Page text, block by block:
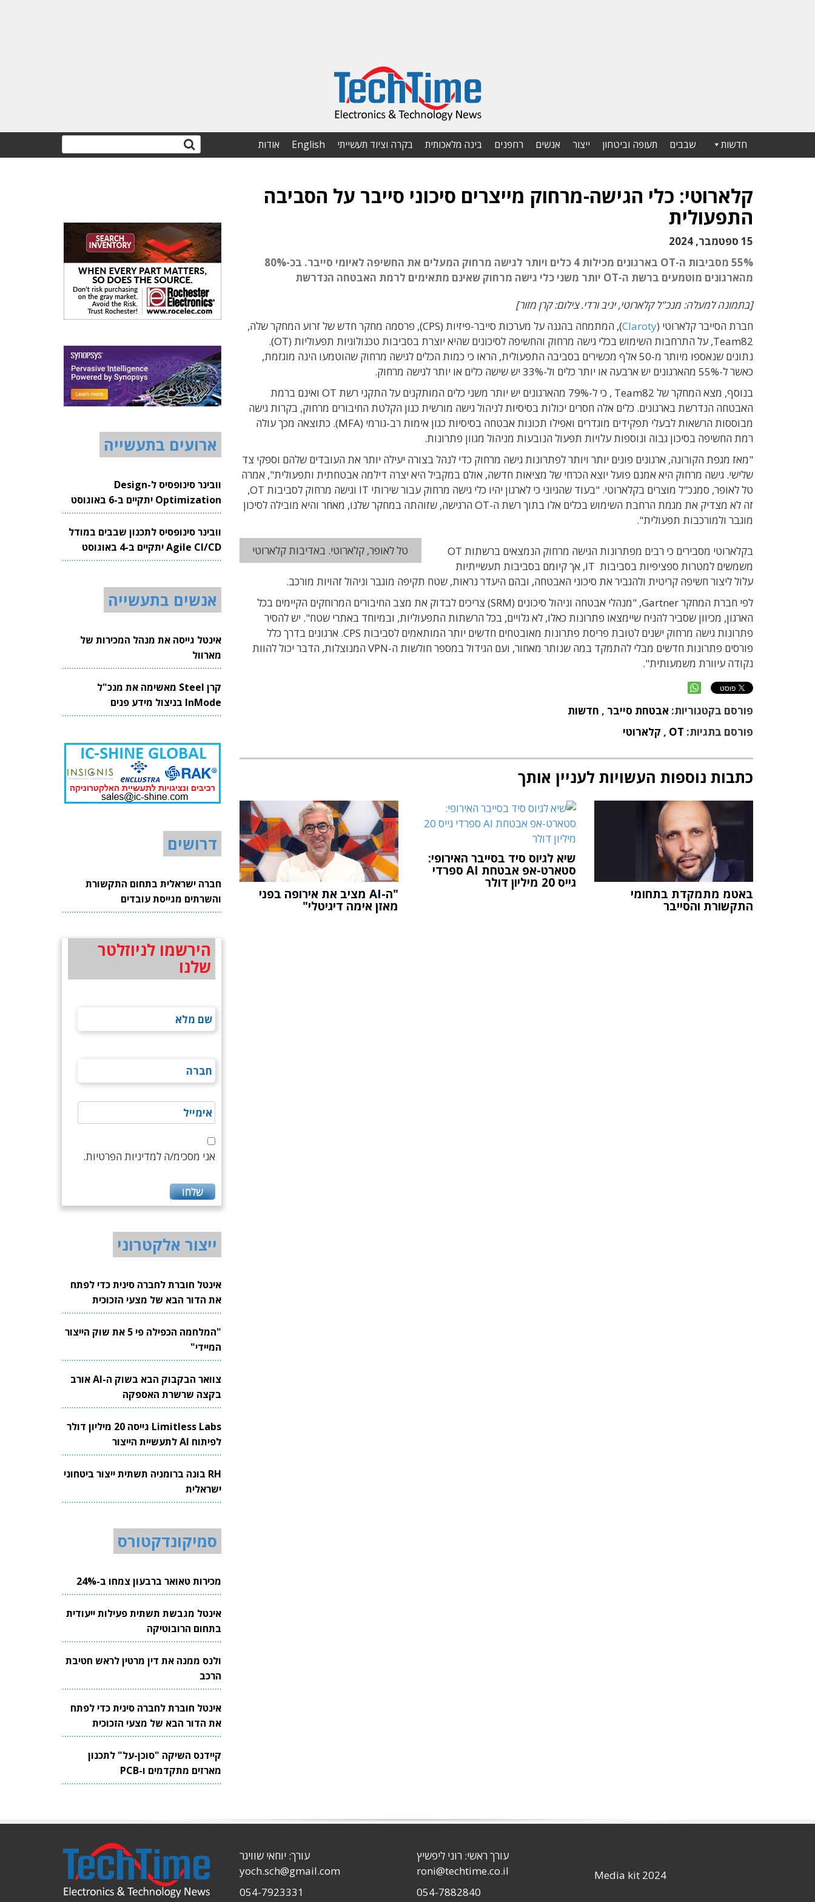
חדשות שבבים תעופה וביטחון ייצור אנשים רחפנים בינה מלאכותית בקרה וציוד תעשייתי English אודות
קלארוטי: כלי הגישה-מרחוק מייצרים סיכוני סייבר על הסביבה
התפעולית
15 ספטמבר, 2024
55% מסביבות ה-OT בארגונים מכילות 4 כלים ויותר לגישה מרחוק המעלים את החשיפה לאיומי סייבר. בכ-80%
מהארגונים מוטמעים ברשת ה-OT יותר משני כלי גישה מרחוק שאינם מתאימים לרמת האבטחה הנדרשת
[בתמונה למעלה: מנכ"ל קלארוטי, יניב ורדי. צילום: קרן מזור]
חברת הסייבר קלארוטי (Claroty
), המתמחה בהגנה על מערכות סייבר-פיזיות (CPS), פרסמה מחקר חדש של
זרוע המחקר שלה,
Team82, על התרחבות השימוש בכלי גישה מרחוק והחשיפה לסיכונים שהיא יוצרת בסביבות טכנולוגיות תפעוליות (OT).
נתונים שנאספו מיותר מ-50 אלף מכשירים בסביבה התפעולית, הראו כי כמות הכלים לגישה מרחוק שהוטמעו הינה מוגזמת,
כאשר ל-55% מהארגונים יש ארבעה או יותר כלים ול-33% יש שישה כלים או יותר לגישה מרחוק.
בנוסף, מצא המחקר של Team82 , כי ל-79% מהארגונים יש יותר משני כלים המותקנים על התקני רשת OT ואינם ברמת
האבטחה הנדרשת בארגונים. כלים אלה חסרים יכולות בסיסיות לניהול גישה מורשית כגון הקלטת החיבורים מרחוק, בקרות גישה
מבוססות הרשאות לבעלי תפקידים מוגדרים ואפילו תכונות אבטחה בסיסיות כגון אימות רב-גורמי (MFA). כתוצאה מכך עולה
רמת החשיפה בסיכון גבוה ונוספות עלויות תפעול הנובעות מניהול מגוון פתרונות.
"מאז מגפת הקורונה, ארגונים פונים יותר ויותר לפתרונות גישה מרחוק כדי לנהל בצורה יעילה יותר את העובדים שלהם וספקי צד
שלישי. גישה מרחוק היא אמנם פועל יוצא הכרחי של מציאות חדשה, אולם במקביל היא יצרה דילמה אבטחתית ותפעולית", אמרה
טל לאופר
, סמנכ"ל מוצרים בקלארוטי. "בעוד שהגיוני כי לארגון יהיו כלי גישה מרחוק עבור שירותי IT וגישה מרחוק לסביבות OT,
זה לא מצדיק את מגמת הרחבת השימוש בכלים אלו בתוך רשת ה-OT הרגישה, שזוהתה במחקר שלנו, מאחר והיא מובילה לסיכון
מוגבר ולמורכבות תפעולית".
טל לאופר, קלארוטי. באדיבות קלארוטי
בקלארוטי מסבירים כי רבים מפתרונות הגישה מרחוק הנמצאים ברשתות OT
משמשים למטרות ספציפיות בסביבות IT, אך קיומם בסביבות תעשייתיות
עלול ליצור חשיפה קריטית ולהגביר את סיכוני האבטחה, ובהם היעדר נראות, שטח תקיפה מוגבר וניהול זהויות מורכב.
לפי חברת המחקרGartner
, "מנהלי אבטחה וניהול סיכונים (SRM) צריכים לבדוק את מצב החיבורים המרוחקים הקיימים בכל
הארגון, מכיוון שסביר להניח שיימצאו פתרונות כאלו, לא גלויים, בכל הרשתות התפעוליות, ובמיוחד באתרי שטח". יש להסיר
פתרונות גישה מרחוק ישנים לטובת פריסת פתרונות מאובטחים חדשים יותר המותאמים לסביבות CPS. ארגונים בדרך כלל
פורסים פתרונות חדשים מבלי להתמקד במה שנותר מאחור, ועם הגידול במספר חולשות ה-VPN המנוצלות, הדבר יכול להוות
נקודה עיוורת משמעותית".
פורסם בקטגוריות: אבטחת סייבר , חדשות
פורסם בתגיות: OT
, קלארוטי
כתבות נוספות העשויות לעניין אותך
באטמ מתמקדת בתחומי
התקשורת והסייבר
שיא לגיוס סיד בסייבר האירופי:
סטארט-אפ אבטחת AI ספרדי
גייס 20 מיליון דולר
"ה-AI מציב את אירופה בפני
מאזן אימה דיגיטלי"
ארועים בתעשייה
וובינר סינופסיס ל-Design
Optimization יתקיים ב-6 באוגוסט
2026
וובינר סינופסיס לתכנון שבבים במודל
Agile CI/CD יתקיים ב-4 באוגוסט
2026
אנשים בתעשייה
אינטל גייסה את מנהל המכירות של
מארוול
קרן Steel מאשימה את מנכ"ל
InMode בניצול מידע פנים
דרושים
חברה ישראלית בתחום התקשורת
והשרתים מגייסת עובדים
הירשמו לניוזלטר
שלנו
אני מסכימ/ה למדיניות הפרטיות.
ייצור אלקטרוני
אינטל חוברת לחברה סינית כדי לפתח
את הדור הבא של מצעי הזכוכית
לשבבים
"המלחמה הכפילה פי 5 את שוק הייצור
המיידי"
צוואר הבקבוק הבא בשוק ה-AI אורב
בקצה שרשרת האספקה
Limitless Labs גייסה 20 מיליון דולר
לפיתוח AI לתעשיית הייצור
RH בונה ברומניה תשתית ייצור ביטחוני
ישראלית
סמיקונדקטורס
מכירות טאואר ברבעון צמחו ב-24%
אינטל מגבשת תשתית פעילות ייעודית
בתחום הרובוטיקה
ולנס ממנה את דין מרטין לראש חטיבת
הרכב
אינטל חוברת לחברה סינית כדי לפתח
את הדור הבא של מצעי הזכוכית
לשבבים
קיידנס השיקה "סוכן-על" לתכנון
מארזים מתקדמים ו-PCB
Media kit 2024
עורך ראשי: רוני ליפשיץ
roni@techtime.co.il
054-7882840
עורך: יוחאי שוויגר
yoch.sch@gmail.com
054-7923331